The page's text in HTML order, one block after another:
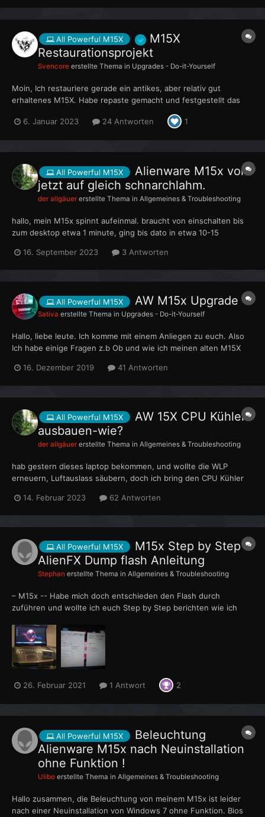
gerne Roblox spielen möchte. Wir haben z...
All Powerful M15X
M15X
Restaurationsprojekt
Svencore erstellte Thema in Upgrades - Do-it-Yourself
Moin, Ich restauriere gerade ein antikes, aber relativ gut
erhaltenes M15X. Habe repaste gemacht und festgestellt das
wechselnde Bluescreens nach n paar Minuten. Im Abgesicherten
6. Januar 2023 24 Antworten 1
All Powerful M15X
Alienware M15x von
jetzt auf gleich schnarchlahm.
der allgäuer erstellte Thema in Allgemeines & Troubleshooting
hallo, mein M15x spinnt aufeinmal. braucht von einschalten bis
zum desktop etwa 1 minute, ging bis dato in etwa 10-15
garnicht mehr. ich schau mir gerne sowas an: Liefen in 1080p
völlig problemlos, bleiben...
16. September 2023 3 Antworten
All Powerful M15X AW M15x Upgrade
Sativa erstellte Thema in Upgrades - Do-it-Yourself
Hallo, liebe leute. Ich komme mit einem Anliegen zu euch. Also
Ich habe einige Fragen z.b Ob und wie ich meinen alten M15X
ich auf die leistung zu Mass Effect Andromeda komme falls das
überhaupt noch möglich ist. Ich habe bei einem...
16. Dezember 2019 41 Antworten
All Powerful M15X
AW 15X CPU Kühler
ausbauen-wie?
der allgäuer erstellte Thema in Allgemeines & Troubleshooting
hab gestern dieses laptop bekommen, und wollte die WLP
erneuern, Luftauslass säubern, doch ich bring den CPU Kühler
luftauslass. hab hier ein video gesehen, da wird die
halteschraube gelöst, und diese blende konnte einfach
abgenomm...
14. Februar 2023 62 Antworten
All Powerful M15X
M15x Step by Step
AlienFX Dump flash Anleitung
Stephan erstellte Thema in Allgemeines & Troubleshooting
– M15x -- Habe mich doch entschieden den Flash durch
zuführen und wollte ich euch Step by Step berichten wie ich
richtig ist , kann nur sagen MEIN AlienFX Beleuchtung
funktioniert wieder wie man auf Bild erkennen ka...
26. Februar 2021 1 Antwort 2
All Powerful M15X
Beleuchtung
Alienware M15x nach Neuinstallation
ohne Funktion !
Ulibo erstellte Thema in Allgemeines & Troubleshooting
Hallo zusammen, die Beleuchtung von meinem M15x ist leider
nach einer Neuinstallation von Windows 7 ohne Funktion. Bios